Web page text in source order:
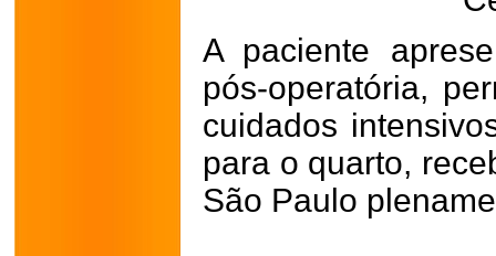
A paciente
pós-operatória,
cuidados
para o quarto,
São Paulo